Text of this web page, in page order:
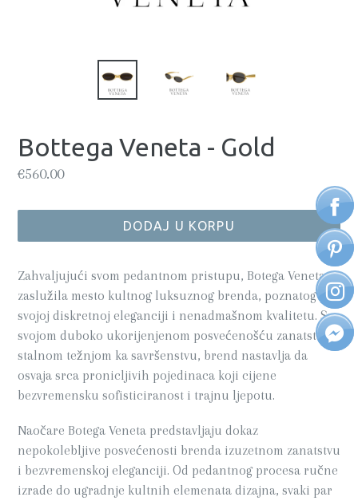
Bottega Veneta - Gold
Regularna
€560.00
DODAJ U KORPU
Zahvaljujući svom pedantnom pristupu, Botega Veneta je
zaslužila mesto kultnog luksuznog brenda, poznatog po
svojoj diskretnoj eleganciji i nenadmašnom kvalitetu. Sa
svojom duboko ukorijenjenom posvećenošću zanatstvu i
stalnom težnjom ka savršenstvu, brend nastavlja da
osvaja srca pronicljivih pojedinaca koji cijene
bezvremensku sofisticiranost i trajnu ljepotu.
Naočare Botega Veneta predstavljaju dokaz
nepokolebljive posvećenosti brenda izuzetnom zanatstvu
i bezvremenskoj eleganciji. Od pedantnog procesa ručne
izrade do ugradnje kultnih elemenata dizajna, svaki par